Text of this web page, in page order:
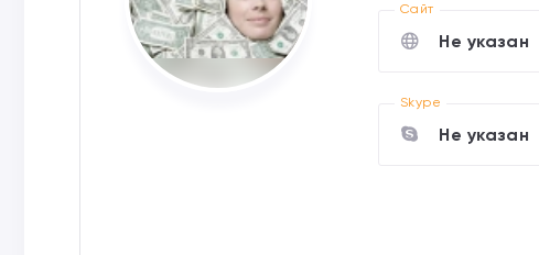
Cайт
Не указан
Skype
Не указан